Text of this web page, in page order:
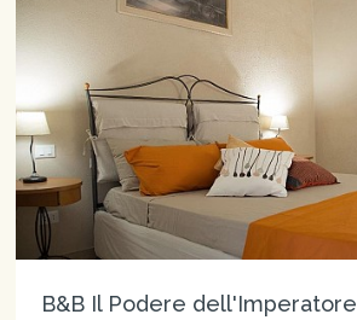
B&B Il Podere dell'Imperatore